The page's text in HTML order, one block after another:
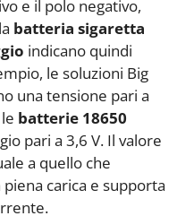
e il polo negativo,
batteria sigaretta
indicano quindi
le soluzioni Big
una tensione pari a
batterie 18650
pari a 3,6 V. Il valore
a quello che
carica e supporta